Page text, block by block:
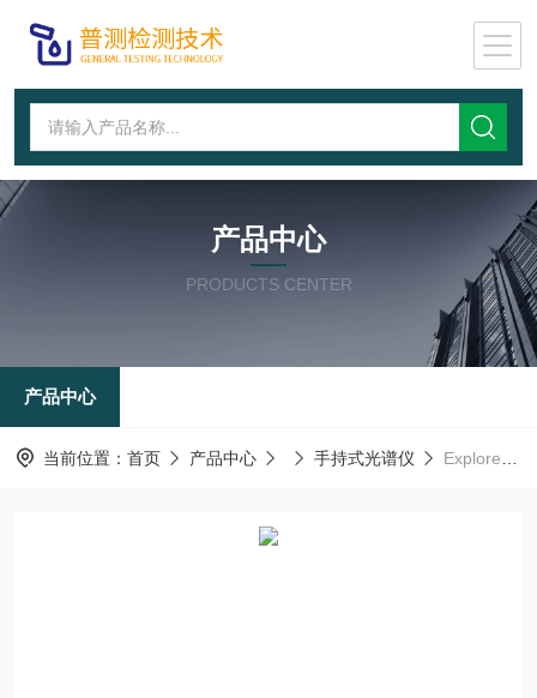
产品中心
PRODUCTS CENTER
产品中心
当前位置： 首页 产品中心 手持式光谱仪 Explorer5000便携光谱仪金属成分含量合金材料检测仪